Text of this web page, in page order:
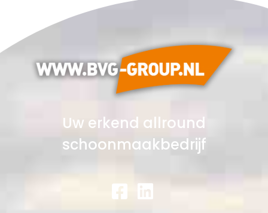
Uw erkend allround
schoonmaakbedrijf